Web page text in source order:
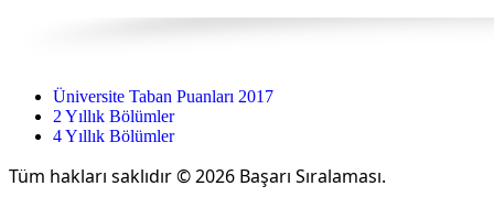
Üniversite Taban Puanları 2017
2 Yıllık Bölümler
4 Yıllık Bölümler
Tüm hakları saklıdır © 2026 Başarı Sıralaması.